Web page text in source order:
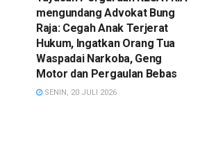
mengundang Advokat Bung
Raja: Cegah Anak Terjerat
Hukum, Ingatkan Orang Tua
Waspadai Narkoba, Geng
Motor dan Pergaulan Bebas
SENIN, 20 JULI 2026